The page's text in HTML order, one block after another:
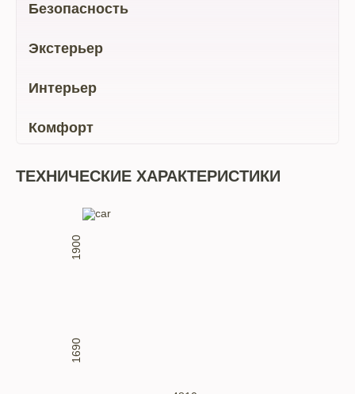
Безопасность
Экстерьер
Интерьер
Комфорт
ТЕХНИЧЕСКИЕ ХАРАКТЕРИСТИКИ
1690
1900